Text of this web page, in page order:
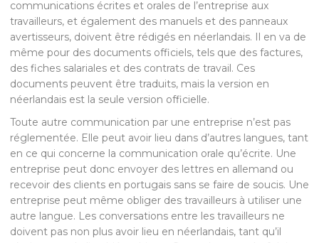
communications écrites et orales de l’entreprise aux
travailleurs, et également des manuels et des panneaux
avertisseurs, doivent être rédigés en néerlandais. Il en va de
même pour des documents officiels, tels que des factures,
des fiches salariales et des contrats de travail. Ces
documents peuvent être traduits, mais la version en
néerlandais est la seule version officielle.
Toute autre communication par une entreprise n’est pas
réglementée. Elle peut avoir lieu dans d’autres langues, tant
en ce qui concerne la communication orale qu’écrite. Une
entreprise peut donc envoyer des lettres en allemand ou
recevoir des clients en portugais sans se faire de soucis. Une
entreprise peut même obliger des travailleurs à utiliser une
autre langue. Les conversations entre les travailleurs ne
doivent pas non plus avoir lieu en néerlandais, tant qu’il